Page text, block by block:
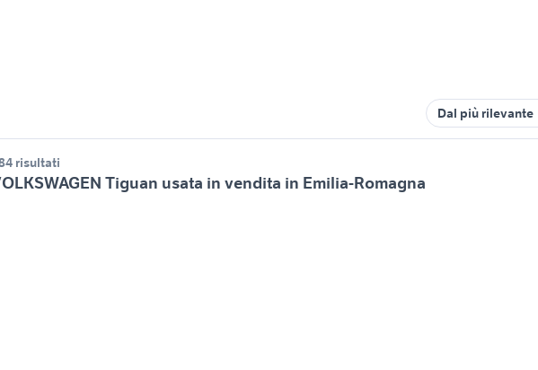
Dal più rilevante
risultati
Tiguan usata in vendita in Emilia-Romagna